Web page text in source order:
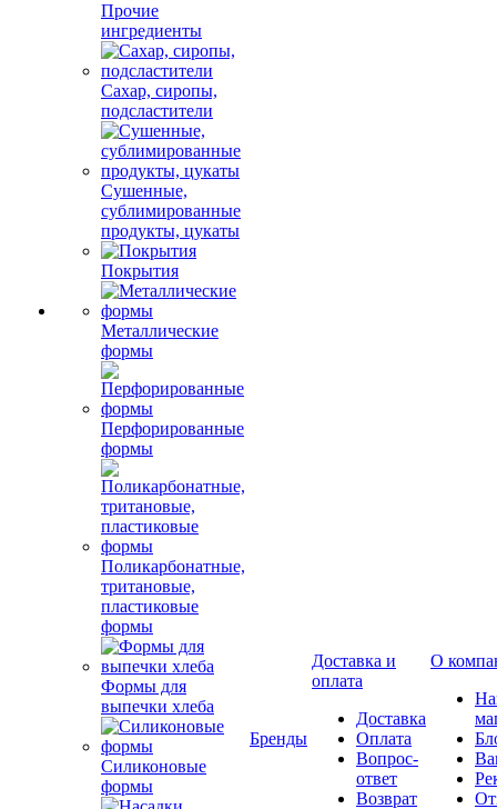
Прочие
ингредиенты
Сахар, сиропы,
подсластители
Сушенные,
сублимированные
продукты, цукаты
Покрытия
Металлические
формы
Перфорированные
формы
Поликарбонатные,
тритановые,
пластиковые
формы
Формы для
выпечки хлеба
Силиконовые
формы
Бренды
Доставка и
оплата
Доставка
Оплата
Вопрос-
ответ
Возврат
О